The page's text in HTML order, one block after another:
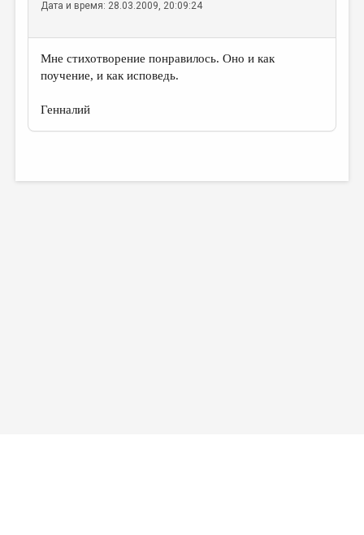
ТРЕДИАКОВСКИЙ
МЕДИА
Дата и время: 28.03.2009, 20:09:24
Мне стихотворение понравилось. Оно и как
поучение, и как исповедь.
Генналий